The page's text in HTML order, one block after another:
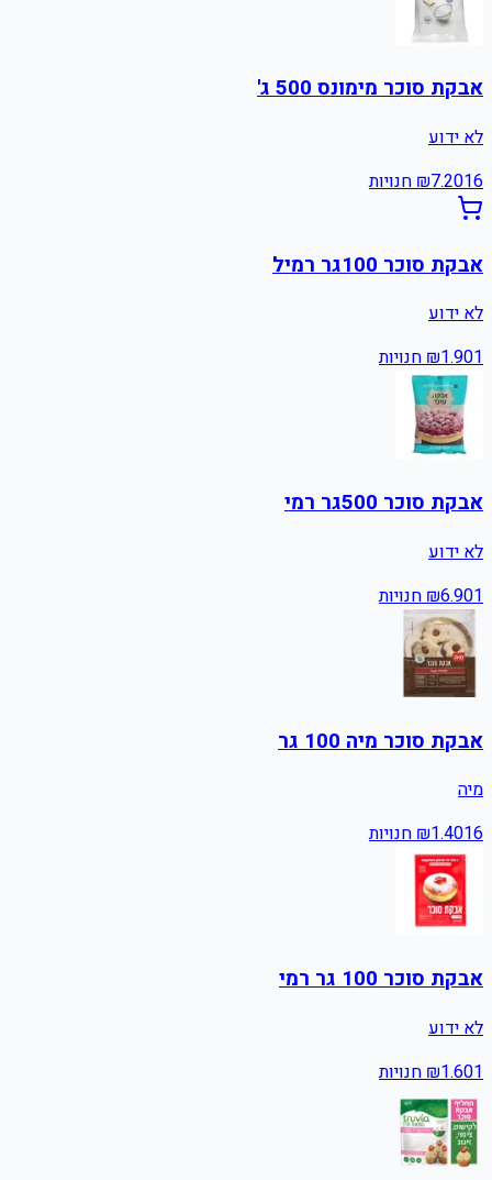
אבקת סוכר מימונס 500 ג'
לא ידוע
₪7.2016 חנויות
אבקת סוכר 100גר רמיל
לא ידוע
₪1.901 חנויות
אבקת סוכר 500גר רמי
לא ידוע
₪6.901 חנויות
אבקת סוכר מיה 100 גר
מיה
₪1.4016 חנויות
אבקת סוכר 100 גר רמי
לא ידוע
₪1.601 חנויות